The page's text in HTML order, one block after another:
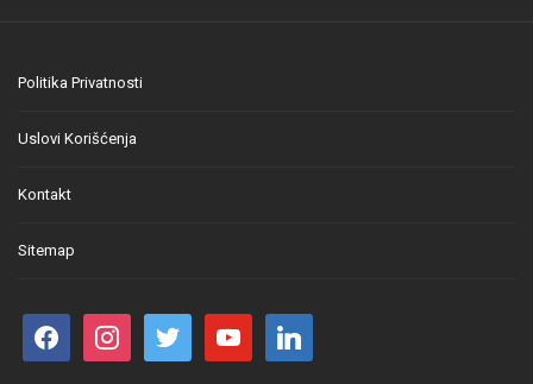
Politika Privatnosti
Uslovi Korišćenja
Kontakt
Sitemap